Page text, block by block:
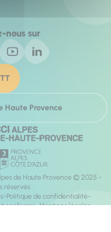
nous sur
Haute Provence
de Haute Provence © 2025 -
réservés
Politique de confidentialité
conforme Mentions légales